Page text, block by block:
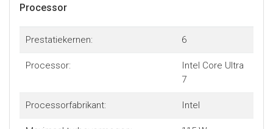
Processor
Prestatiekernen: 6
Processor:
Intel Core Ultra
7
Processorfabrikant: Intel